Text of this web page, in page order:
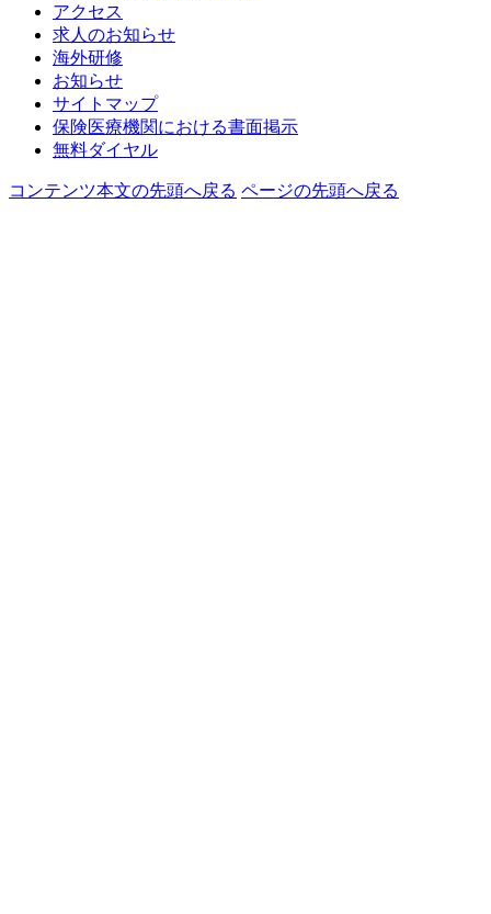
アクセス
求人のお知らせ
海外研修
お知らせ
サイトマップ
保険医療機関における書面掲示
無料ダイヤル
コンテンツ本文の先頭へ戻る ページの先頭へ戻る